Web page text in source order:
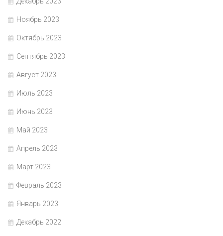
Ноябрь 2023
Октябрь 2023
Сентябрь 2023
Август 2023
Июль 2023
Июнь 2023
Май 2023
Апрель 2023
Март 2023
Февраль 2023
Январь 2023
Декабрь 2022